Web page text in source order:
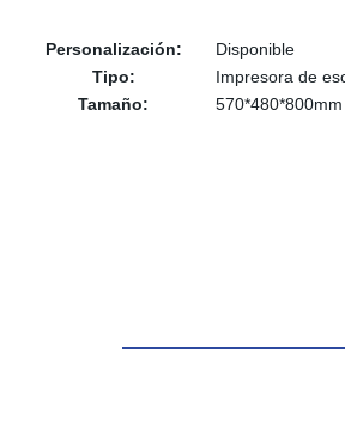
Personalización:
Disponible
Tipo:
Impresora de
Tamaño:
570*480*800mm